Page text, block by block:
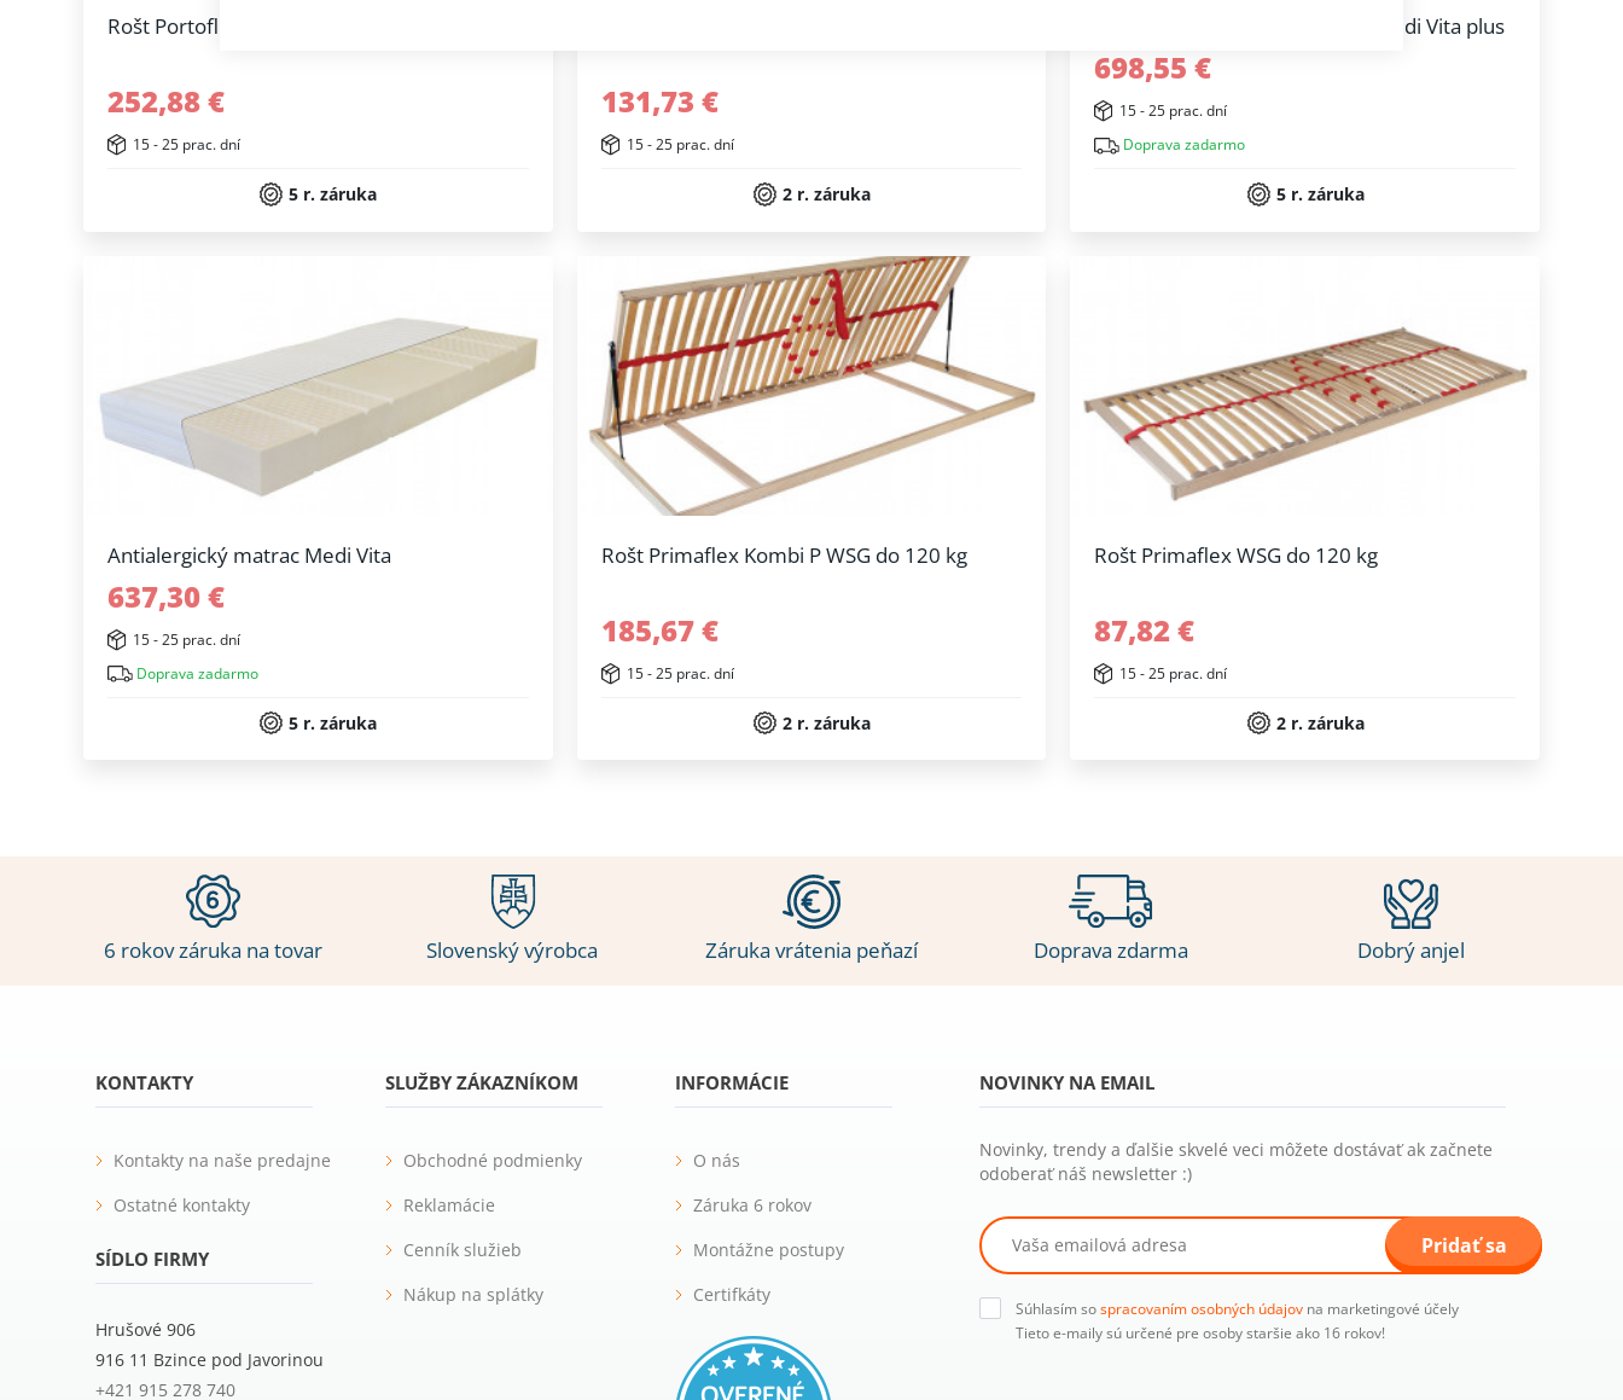
Rošt Portoflex HN do 130 kg
252,88 €
15 - 25 prac. dní
5 r. záruka
131,73 €
15 - 25 prac. dní
2 r. záruka
Antialergický latexový matrac Medi Vita plus
698,55 €
15 - 25 prac. dní
Doprava zadarmo
5 r. záruka
Antialergický matrac Medi Vita
637,30 €
15 - 25 prac. dní
Doprava zadarmo
5 r. záruka
Rošt Primaflex Kombi P WSG do 120 kg
185,67 €
15 - 25 prac. dní
2 r. záruka
Rošt Primaflex WSG do 120 kg
87,82 €
15 - 25 prac. dní
2 r. záruka
6 rokov záruka na tovar Slovenský výrobca Záruka vrátenia peňazí Doprava zdarma Dobrý anjel
KONTAKTY
Kontakty na naše predajne
Ostatné kontakty
SÍDLO FIRMY
Hrušové 906
916 11 Bzince pod Javorinou
+421 915 278 740
SLUŽBY ZÁKAZNÍKOM
Obchodné podmienky
Reklamácie
Cenník služieb
Nákup na splátky
INFORMÁCIE
O nás
Záruka 6 rokov
Montážne postupy
Certifkáty
NOVINKY NA EMAIL
Novinky, trendy a ďalšie skvelé veci môžete dostávať ak začnete
odoberať náš newsletter :)
Pridať sa
Súhlasím sospracovaním osobných údajov na marketingové účely
Tieto e-maily sú určené pre osoby staršie ako 16 rokov!